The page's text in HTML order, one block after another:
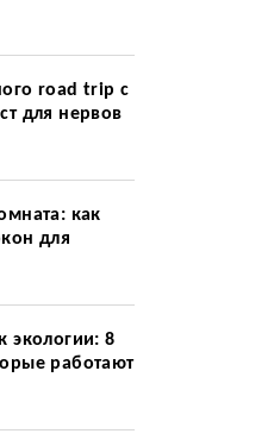
road trip с
для нервов
как
для
экологии: 8
работают